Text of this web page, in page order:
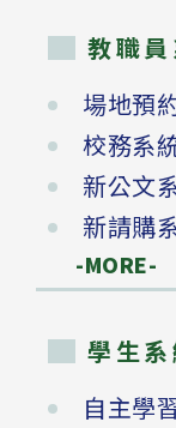
教職
場地預
校務系
新公文
新請購
-MORE-
學生系
自主學